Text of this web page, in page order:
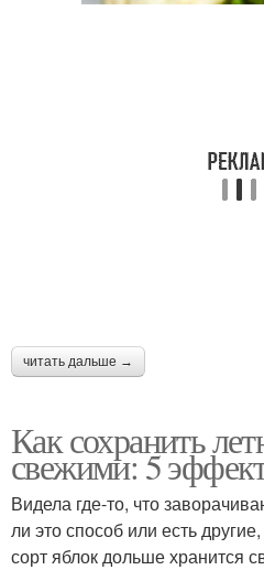
читать дальше →
Как сохранить
свежими: 5
Видела где-то, что
ли это способ или есть
сорт яблок дольше хранится